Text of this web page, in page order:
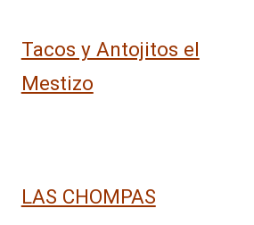
Tacos y Antojitos el
Mestizo
LAS CHOMPAS